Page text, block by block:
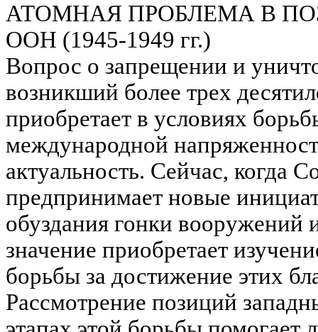
АТОМНАЯ ПРОБЛЕМА В
ООН (1945-1949 гг.)
Вопрос о запрещении и
возникший более трех
приобретает в условиях
международной
актуальность. Сейчас, когда
предпринимает новые
обуздания гонки вооружений
значение приобретает
борьбы за достижение этих
Рассмотрение позиций